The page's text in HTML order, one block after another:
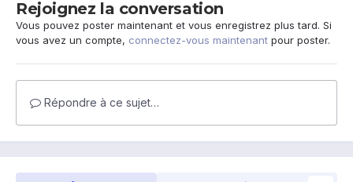
Rejoignez la conversation
Vous pouvez poster maintenant et vous enregistrez plus tard. Si
vous avez un compte, connectez-vous maintenant pour poster.
Répondre à ce sujet…